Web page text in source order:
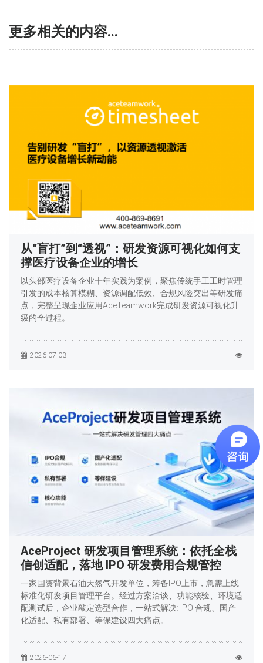
更多相关的内容...
从“盲打”到“透视”：研发资源可视化如何支
撑医疗设备企业的增长
以头部医疗设备企业十年实践为案例，聚焦传统手工工时管理
引发的成本核算模糊、资源调配低效、合规风险突出等研发痛
点，完整呈现企业应用AceTeamwork完成研发资源可视化升
级的全过程。
2026-07-03
AceProject 研发项目管理系统：依托全栈
信创适配，落地 IPO 研发费用合规管控
一家国资背景石油天然气开发单位，筹备IPO上市，急需上线
标准化研发项目管理平台。经过方案洽谈、功能核验、环境适
配测试后，企业敲定选型合作，一站式解决: IPO 合规、国产
化适配、私有部署、等保建设四大痛点。
2026-06-17